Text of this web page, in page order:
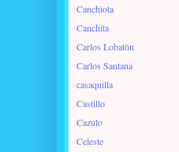
Canchiota
Canchita
Carlos Lobatòn
Carlos Santana
casaquilla
Castillo
Cazulo
Celeste